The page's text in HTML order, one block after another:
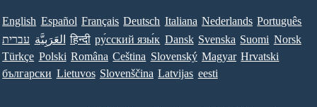
English Español Français Deutsch Italiana Nederlands Português
עברית العَرَبِيَّة हिन्दी ру́сский язы́к Dansk Svenska Suomi Norsk
Türkçe Polski Româna Ceština Slovenský Magyar Hrvatski
български Lietuvos Slovenščina Latvijas eesti